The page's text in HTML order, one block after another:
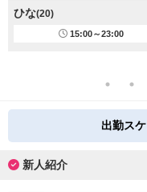
ひな(20)
15:00～23:00
出勤ス
新人紹介